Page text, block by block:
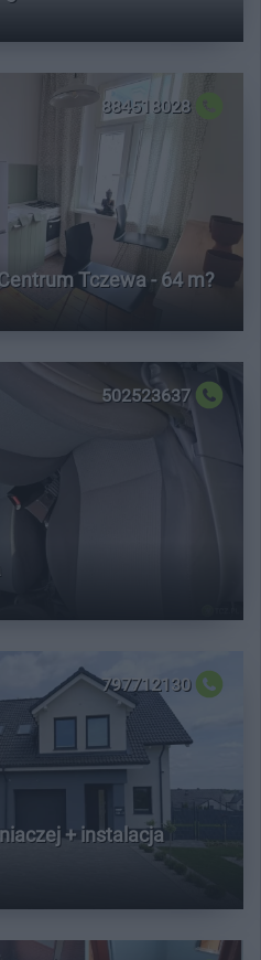
884518028
Tczewa - 64 m?
502523637
797712130
+ instalacja